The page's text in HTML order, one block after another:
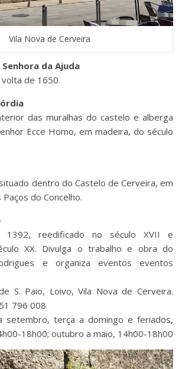
Vila Nova de Cerveira
da Ajuda
de 1650.
das muralhas do castelo e alberga
Ecce Homo, em madeira, do século
dentro do Castelo de Cerveira, em
do Concelho.
1392, reedificado no século XVII e
XX. Divulga o trabalho e obra do
e organiza eventos eventos
S. Paio, Loivo, Vila Nova de Cerveira.
796 008
setembro, terça a domingo e feriados,
18h00; outubro a maio, 14h00-18h00